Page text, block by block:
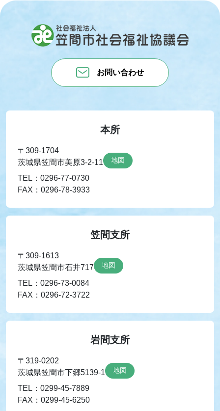
お問い合わせ
本所
〒309-1704
茨城県笠間市美原3-2-11
地図
TEL：0296-77-0730
FAX：0296-78-3933
笠間支所
〒309-1613
茨城県笠間市石井717
地図
TEL：0296-73-0084
FAX：0296-72-3722
岩間支所
〒319-0202
茨城県笠間市下郷5139-1
地図
TEL：0299-45-7889
FAX：0299-45-6250